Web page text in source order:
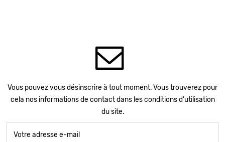
Vous pouvez vous désinscrire à tout moment. Vous trouverez pour
cela nos informations de contact dans les conditions d'utilisation
du site.